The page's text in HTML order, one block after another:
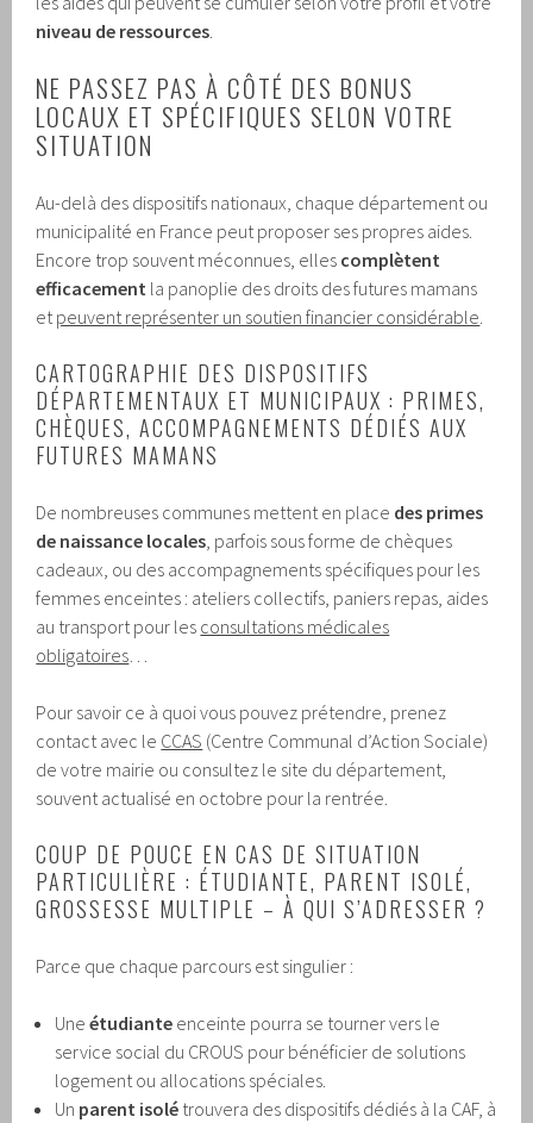
niveau de ressources
NE PASSEZ PAS À CÔTÉ DES BONUS
LOCAUX ET SPÉCIFIQUES SELON VOTRE
SITUATION
Au-delà des dispositifs nationaux, chaque département ou
municipalité en France peut proposer ses propres aides.
Encore trop souvent méconnues, elles complètent
efficacement la panoplie des droits des futures mamans
et peuvent représenter un soutien financier considérable
CARTOGRAPHIE DES DISPOSITIFS
DÉPARTEMENTAUX ET MUNICIPAUX : PRIMES,
CHÈQUES, ACCOMPAGNEMENTS DÉDIÉS AUX
FUTURES MAMANS
De nombreuses communes mettent en place des primes
de naissance locales , parfois sous forme de chèques
cadeaux, ou des accompagnements spécifiques pour les
femmes enceintes : ateliers collectifs, paniers repas, aides
au transport pour les consultations médicales
obligatoires
Pour savoir ce à quoi vous pouvez prétendre, prenez
contact avec le CCAS (Centre Communal d’Action Sociale)
de votre mairie ou consultez le site du département,
souvent actualisé en octobre pour la rentrée.
COUP DE POUCE EN CAS DE SITUATION
PARTICULIÈRE : ÉTUDIANTE, PARENT ISOLÉ,
GROSSESSE MULTIPLE – À QUI S’ADRESSER ?
Parce que chaque parcours est singulier :
Uneétudiante enceinte pourra se tourner vers le
service social du CROUS pour bénéficier de solutions
logement ou allocations spéciales.
Un parent isolé trouvera des dispositifs dédiés à la CAF, à